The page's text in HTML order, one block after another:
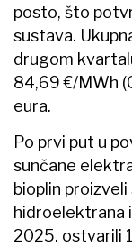
posto, što
sustava.
drugom
84,69 €/MWh
eura.
Po prvi put u
sunčane
bioplin
hidroelektrana
2025. ostvarili